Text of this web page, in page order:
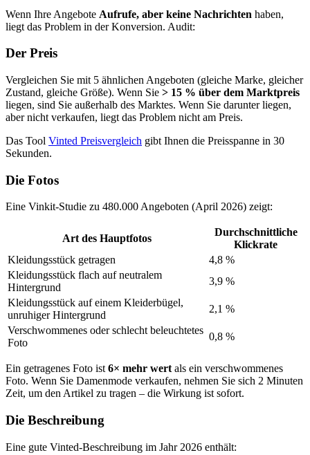
Wenn Ihre Angebote Aufrufe, aber keine Nachrichten haben,
liegt das Problem in der Konversion. Audit:
Der Preis
Vergleichen Sie mit 5 ähnlichen Angeboten (gleiche Marke, gleicher
Zustand, gleiche Größe). Wenn Sie > 15 % über dem Marktpreis
liegen, sind Sie außerhalb des Marktes. Wenn Sie darunter liegen,
aber nicht verkaufen, liegt das Problem nicht am Preis.
Das Tool Vinted Preisvergleich gibt Ihnen die Preisspanne in 30
Sekunden.
Die Fotos
Eine Vinkit-Studie zu 480.000 Angeboten (April 2026) zeigt:
Art des Hauptfotos
Durchschnittliche
Klickrate
Kleidungsstück getragen
4,8 %
Kleidungsstück flach auf neutralem
Hintergrund
3,9 %
Kleidungsstück auf einem Kleiderbügel,
unruhiger Hintergrund
2,1 %
Verschwommenes oder schlecht beleuchtetes
Foto
0,8 %
Ein getragenes Foto ist6× mehr wertals ein verschwommenes
Foto. Wenn Sie Damenmode verkaufen, nehmen Sie sich 2 Minuten
Zeit, um den Artikel zu tragen – die Wirkung ist sofort.
Die Beschreibung
Eine gute Vinted-Beschreibung im Jahr 2026 enthält: